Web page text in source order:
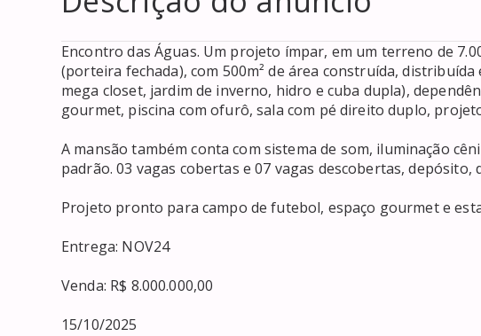
Encontro das Águas. Um projeto ímpar, em um terreno de
(porteira fechada), com 500m² de área construída,
mega closet, jardim de inverno, hidro e cuba dupla),
gourmet, piscina com ofurô, sala com pé direito duplo,
A mansão também conta com sistema de som, iluminação
padrão. 03 vagas cobertas e 07 vagas descobertas, depósito,
Projeto pronto para campo de futebol, espaço gourmet e
Entrega: NOV24
Venda: R$ 8.000.000,00
15/10/2025